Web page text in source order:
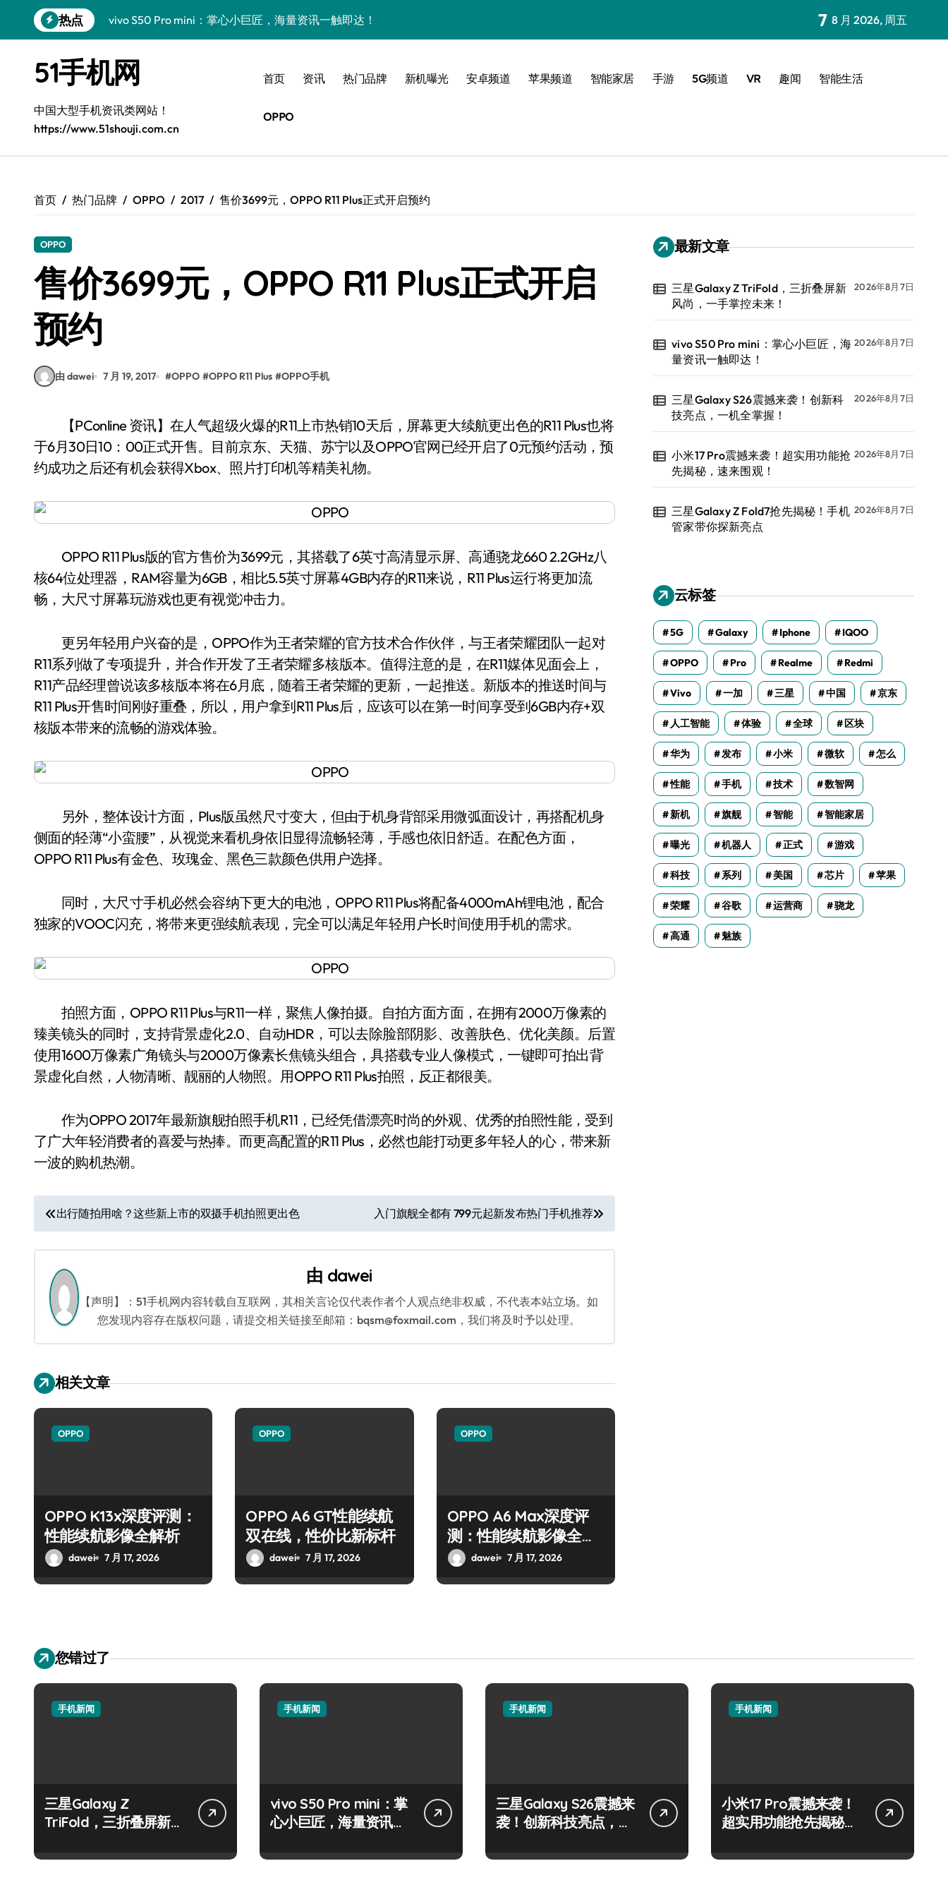
到
热点
vivo S50 Pro mini：掌心小巨匠，海量资讯一触即达！
小米17 Pro震撼来袭！超实用功能抢先揭秘，速来围观！
三星Galaxy Z Fold7抢先揭秘！手机管家带你探新亮点
S25 Ultra颜值炸裂！定制主题潮翻天！
S25+闪亮登场，这样拍更吸睛！
S26+颜值暴增！三星机皇美颜秘籍曝光
三星Galaxy Z TriFold，三折叠屏新风尚，一手掌控未来！
7 8 月 2026, 周五
51手机网
中国大型手机资讯类网站！
https://www.51shouji.com.cn
首页 资讯 热门品牌 新机曝光 安卓频道 苹果频道 智能家居 手游 5G频道 VR 趣闻 智能生活
OPPO
首页 热门品牌 OPPO 2017 售价3699元，OPPO R11 Plus正式开启预约
OPPO
售价3699元，OPPO R11 Plus正式开启
预约
由 dawei 7 月 19, 2017 #OPPO #OPPO R11 Plus #OPPO手机
【PConline 资讯】在人气超级火爆的R11上市热销10天后，屏幕更大续航更出色的R11 Plus也将
于6月30日10：00正式开售。目前京东、天猫、苏宁以及OPPO官网已经开启了0元预约活动，预
约成功之后还有机会获得Xbox、照片打印机等精美礼物。
OPPO R11 Plus版的官方售价为3699元，其搭载了6英寸高清显示屏、高通骁龙660 2.2GHz八
核64位处理器，RAM容量为6GB，相比5.5英寸屏幕4GB内存的R11来说，R11 Plus运行将更加流
畅，大尺寸屏幕玩游戏也更有视觉冲击力。
更另年轻用户兴奋的是，OPPO作为王者荣耀的官方技术合作伙伴，与王者荣耀团队一起对
R11系列做了专项提升，并合作开发了王者荣耀多核版本。值得注意的是，在R11媒体见面会上，
R11产品经理曾说该多核版本将在6月底，随着王者荣耀的更新，一起推送。新版本的推送时间与
R11 Plus开售时间刚好重叠，所以，用户拿到R11 Plus后，应该可以在第一时间享受到6GB内存+双
核版本带来的流畅的游戏体验。
另外，整体设计方面，Plus版虽然尺寸变大，但由于机身背部采用微弧面设计，再搭配机身
侧面的轻薄“小蛮腰”，从视觉来看机身依旧显得流畅轻薄，手感也依旧舒适。在配色方面，
OPPO R11 Plus有金色、玫瑰金、黑色三款颜色供用户选择。
同时，大尺寸手机必然会容纳下更大的电池，OPPO R11 Plus将配备4000mAh锂电池，配合
独家的VOOC闪充，将带来更强续航表现，完全可以满足年轻用户长时间使用手机的需求。
拍照方面，OPPO R11 Plus与R11一样，聚焦人像拍摄。自拍方面方面，在拥有2000万像素的
臻美镜头的同时，支持背景虚化2.0、自动HDR，可以去除脸部阴影、改善肤色、优化美颜。后置
使用1600万像素广角镜头与2000万像素长焦镜头组合，具搭载专业人像模式，一键即可拍出背
景虚化自然，人物清晰、靓丽的人物照。用OPPO R11 Plus拍照，反正都很美。
作为OPPO 2017年最新旗舰拍照手机R11，已经凭借漂亮时尚的外观、优秀的拍照性能，受到
了广大年轻消费者的喜爱与热捧。而更高配置的R11 Plus，必然也能打动更多年轻人的心，带来新
一波的购机热潮。
文
章
航
出行随拍用啥？这些新上市的双摄手机拍照更出色 入门旗舰全都有 799元起新发布热门手机推荐
由 dawei
【声明】：51手机网内容转载自互联网，其相关言论仅代表作者个人观点绝非权威，不代表本站立场。如
您发现内容存在版权问题，请提交相关链接至邮箱：bqsm@foxmail.com，我们将及时予以处理。
相关文章
OPPO
OPPO K13x深度评测：
性能续航影像全解析
dawei 7 月 17, 2026
OPPO
OPPO A6 GT性能续航
双在线，性价比新标杆
dawei 7 月 17, 2026
OPPO
OPPO A6 Max深度评
测：性能续航影像全解
析
dawei 7 月 17, 2026
最新文章
三星Galaxy Z TriFold，三折叠屏新
风尚，一手掌控未来！
2026年8月7日
vivo S50 Pro mini：掌心小巨匠，海
量资讯一触即达！
2026年8月7日
三星Galaxy S26震撼来袭！创新科
技亮点，一机全掌握！
2026年8月7日
小米17 Pro震撼来袭！超实用功能抢
先揭秘，速来围观！
2026年8月7日
三星Galaxy Z Fold7抢先揭秘！手机
管家带你探新亮点
2026年8月7日
云标签
5G Galaxy Iphone IQOO
OPPO Pro Realme Redmi
Vivo 一加 三星 中国 京东
人工智能 体验 全球 区块
华为 发布 小米 微软 怎么
性能 手机 技术 数智网
新机 旗舰 智能 智能家居
曝光 机器人 正式 游戏
科技 系列 美国 芯片 苹果
荣耀 谷歌 运营商 骁龙
高通 魅族
您错过了
手机新闻
三星Galaxy Z
TriFold，三折叠屏新风
手机新闻
vivo S50 Pro mini：掌
心小巨匠，海量资讯一
手机新闻
三星Galaxy S26震撼来
袭！创新科技亮点，一
手机新闻
小米17 Pro震撼来袭！
超实用功能抢先揭秘，